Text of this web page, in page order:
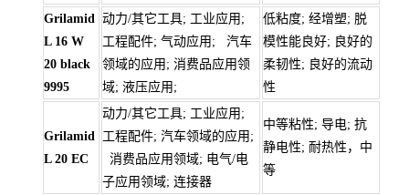
Grilamid
L 16 W
20 black
9995
动力/其它工具; 工业应用;
工程配件; 气动应用; 汽车
领域的应用; 消费品应用领
域; 液压应用;
低粘度; 经增塑; 脱
模性能良好; 良好的
柔韧性; 良好的流动
性
Grilamid
L 20 EC
动力/其它工具; 工业应用;
工程配件; 汽车领域的应用;
消费品应用领域; 电气/电
子应用领域; 连接器
中等粘性; 导电; 抗
静电性; 耐热性，中
等